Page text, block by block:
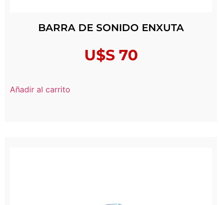
BARRA DE SONIDO ENXUTA
U$S 70
Añadir al carrito